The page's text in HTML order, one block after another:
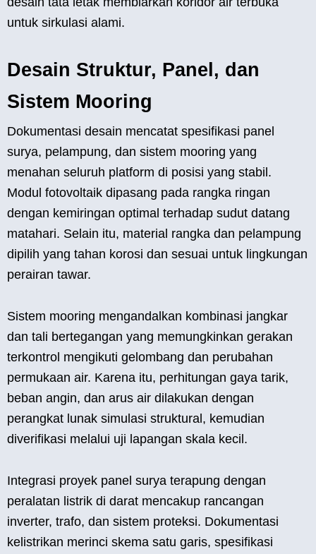
untuk sirkulasi alami.
Desain Struktur, Panel, dan
Sistem Mooring
Dokumentasi desain mencatat spesifikasi panel
surya, pelampung, dan sistem mooring yang
menahan seluruh platform di posisi yang stabil.
Modul fotovoltaik dipasang pada rangka ringan
dengan kemiringan optimal terhadap sudut datang
matahari. Selain itu, material rangka dan pelampung
dipilih yang tahan korosi dan sesuai untuk lingkungan
perairan tawar.
Sistem mooring mengandalkan kombinasi jangkar
dan tali bertegangan yang memungkinkan gerakan
terkontrol mengikuti gelombang dan perubahan
permukaan air. Karena itu, perhitungan gaya tarik,
beban angin, dan arus air dilakukan dengan
perangkat lunak simulasi struktural, kemudian
diverifikasi melalui uji lapangan skala kecil.
Integrasi proyek panel surya terapung dengan
peralatan listrik di darat mencakup rancangan
inverter, trafo, dan sistem proteksi. Dokumentasi
kelistrikan merinci skema satu garis, spesifikasi